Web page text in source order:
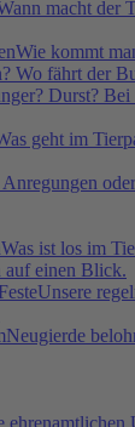
macht der
Wie kommt
Wo fährt der
Durst? Bei
geht im
Anregungen
Was ist los im
auf einen Blick.
Unsere
Neugierde
ehrenamtlichen